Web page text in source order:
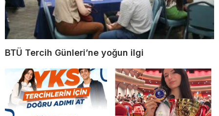
BTÜ Tercih Günleri’ne yoğun ilgi